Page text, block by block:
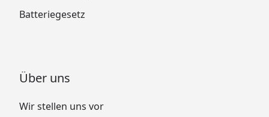
Batteriegesetz
Über uns
Wir stellen uns vor